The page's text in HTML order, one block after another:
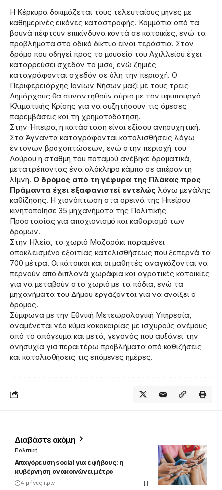
Η Κέρκυρα δοκιμάζεται τους τελευταίους μήνες με
καθημερινές εικόνες καταστροφής. Κομμάτια από τα
βουνά πέφτουν επικίνδυνα κοντά σε κατοικίες, ενώ τα
προβλήματα στο οδικό δίκτυο είναι τεράστια. Στον
δρόμο που οδηγεί προς το μουσείο του Αχιλλείου έχει
καταρρεύσει σχεδόν το μισό, ενώ ζημιές
καταγράφονται σχεδόν σε όλη την περιοχή. Ο
Περιφερειάρχης Ιονίων Νήσων μαζί με τους τρεις
Δημάρχους θα συναντηθούν αύριο με τον υφυπουργό
Κλιματικής Κρίσης για να συζητήσουν τις άμεσες
παρεμβάσεις και τη χρηματοδότηση.
Στην Ήπειρα, η κατάσταση είναι εξίσου ανησυχητική.
Στα Άγναντα καταγράφονται κατολισθήσεις λόγω
έντονων βροχοπτώσεων, ενώ στην περιοχή του
Λούρου η στάθμη του ποταμού ανέβηκε δραματικά,
μετατρέποντας ένα ολόκληρο κάμπο σε απέραντη
λίμνη. Ο δρόμος από τη γέφυρα της Πλάκας προς
Πράμαντα έχει εξαφανιστεί εντελώς λόγω μεγάλης
καθίζησης. Η χιονόπτωση στα ορεινά της Ηπείρου
κινητοποίησε 35 μηχανήματα της Πολιτικής
Προστασίας για αποχιονισμό και καθαρισμό των
δρόμων.
Στην Ηλεία, το χωριό Μαζαράκι παραμένει
αποκλεισμένο εξαιτίας κατολισθήσεως που ξεπερνά τα
700 μέτρα. Οι κάτοικοι και οι μαθητές αναγκάζονται να
περνούν από διπλανά χωράφια και αγροτικές κατοικίες
για να μεταβούν στο χωριό με τα πόδια, ενώ τα
μηχανήματα του Δήμου εργάζονται για να ανοίξει ο
δρόμος.
Σύμφωνα με την Εθνική Μετεωρολογική Υπηρεσία,
αναμένεται νέο κύμα κακοκαιρίας με ισχυρούς ανέμους
από το απόγευμα και μετά, γεγονός που αυξάνει την
ανησυχία για περαιτέρω προβλήματα από καθιζήσεις
και κατολισθήσεις τις επόμενες ημέρες.
Διαβάστε ακόμη
Πολιτική
Απαγόρευση social για εφήβους: η
κυβέρνηση ανακοινώνει μέτρο
4 μήνες πριν